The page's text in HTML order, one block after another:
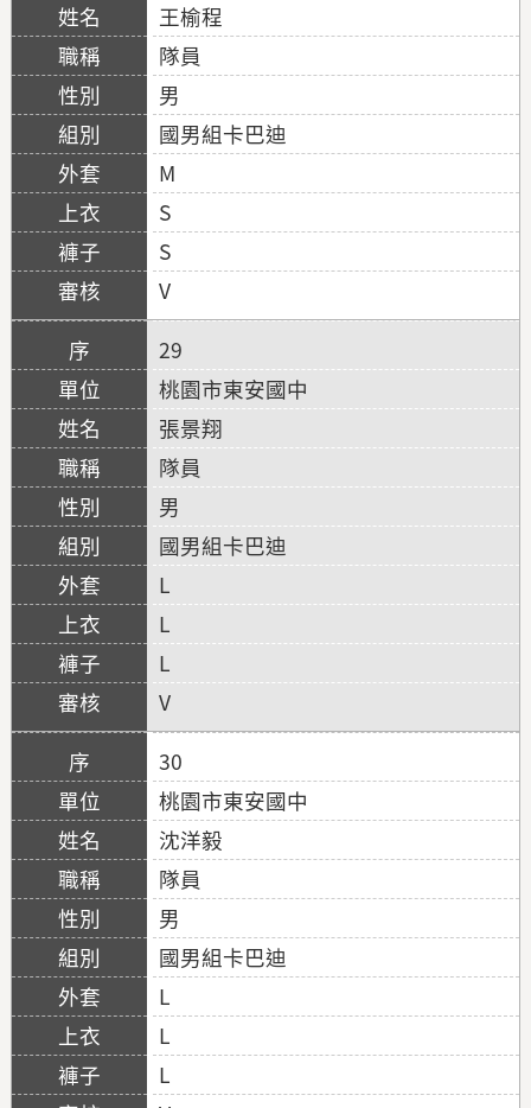
王榆程
隊員
男
國男組卡巴迪
M
S
S
V
29
桃園市東安國中
張景翔
隊員
男
國男組卡巴迪
L
L
L
V
30
桃園市東安國中
沈洋毅
隊員
男
國男組卡巴迪
L
L
L